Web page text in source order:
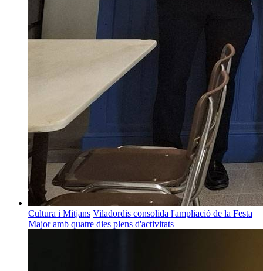
Cultura i Mitjans Viladordis consolida l'ampliació de la Festa
Major amb quatre dies plens d'activitats